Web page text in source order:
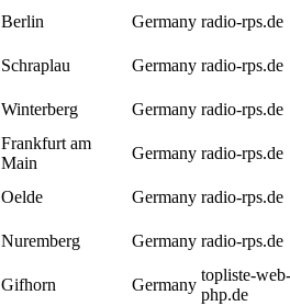
Berlin Germany radio-rps.de
Schraplau Germany radio-rps.de
Winterberg Germany radio-rps.de
Frankfurt am
Main
Germany radio-rps.de
Oelde Germany radio-rps.de
Nuremberg Germany radio-rps.de
Gifhorn Germany
topliste-web-
php.de